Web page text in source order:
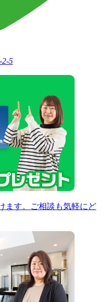
2-5
ます。ご相談も気軽にど